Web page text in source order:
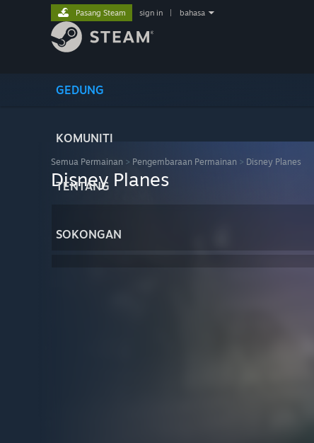
GEDUNG
KOMUNITI
TENTANG
SOKONGAN
Pasang Steam sign in bahasa
Semua Permainan > Pengembaraan Permainan > Disney Planes
Disney Planes